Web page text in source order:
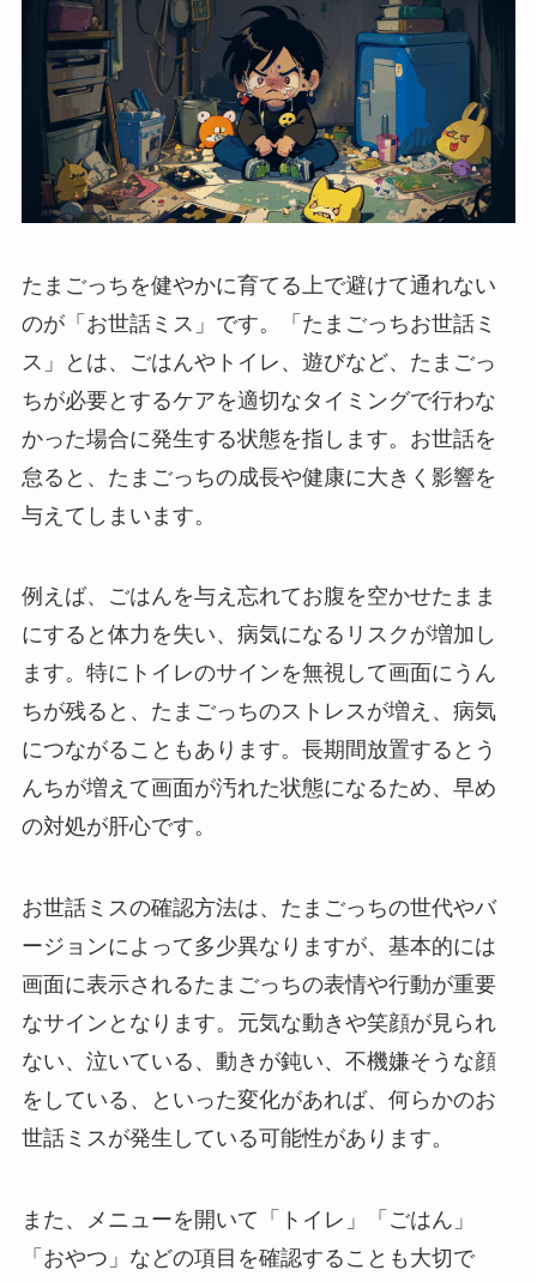
たまごっちを健やかに育てる上で避けて通れない
のが「お世話ミス」です。「たまごっちお世話ミ
ス」とは、ごはんやトイレ、遊びなど、たまごっ
ちが必要とするケアを適切なタイミングで行わな
かった場合に発生する状態を指します。お世話を
怠ると、たまごっちの成長や健康に大きく影響を
与えてしまいます。
例えば、ごはんを与え忘れてお腹を空かせたまま
にすると体力を失い、病気になるリスクが増加し
ます。特にトイレのサインを無視して画面にうん
ちが残ると、たまごっちのストレスが増え、病気
につながることもあります。長期間放置するとう
んちが増えて画面が汚れた状態になるため、早め
の対処が肝心です。
お世話ミスの確認方法は、たまごっちの世代やバ
ージョンによって多少異なりますが、基本的には
画面に表示されるたまごっちの表情や行動が重要
なサインとなります。元気な動きや笑顔が見られ
ない、泣いている、動きが鈍い、不機嫌そうな顔
をしている、といった変化があれば、何らかのお
世話ミスが発生している可能性があります。
また、メニューを開いて「トイレ」「ごはん」
「おやつ」などの項目を確認することも大切で